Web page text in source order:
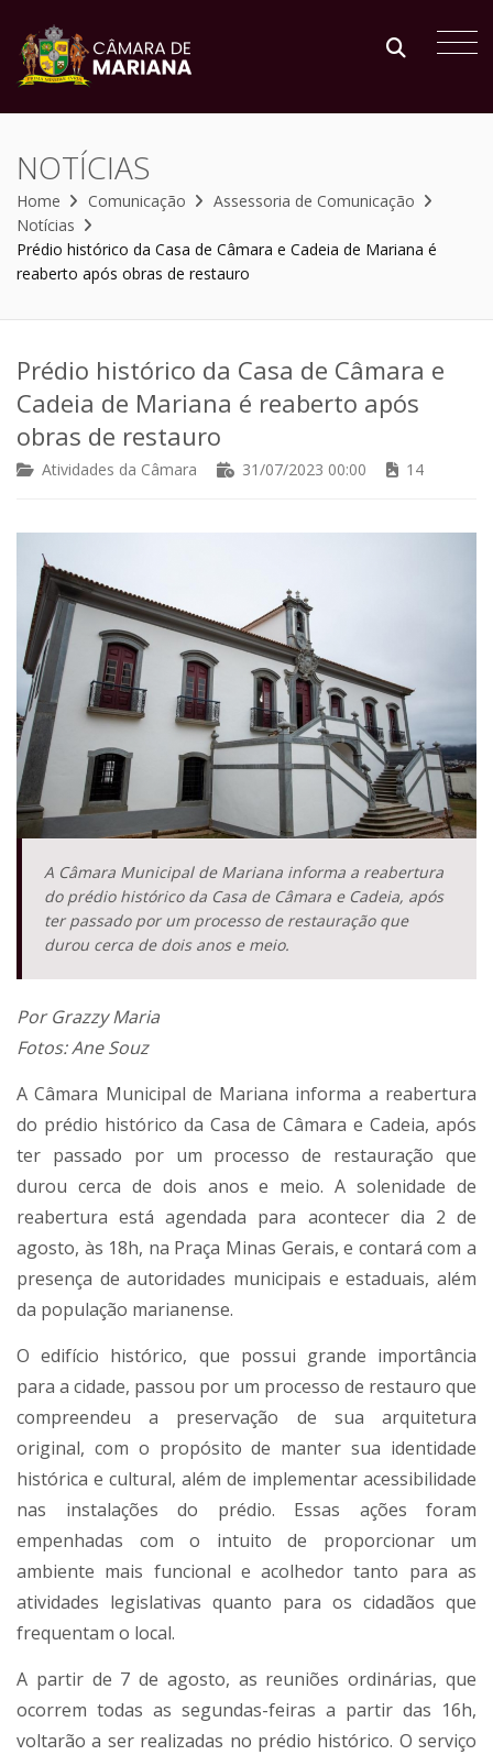
NOTÍCIAS
Home Comunicação
Assessoria de Comunicação
Notícias
Prédio histórico da Casa de Câmara e Cadeia de Mariana é
reaberto após obras de restauro
Prédio histórico da Casa de Câmara e
Cadeia de Mariana é reaberto após
obras de restauro
Atividades da Câmara 31/07/2023 00:00 14
A Câmara Municipal de Mariana informa a reabertura
do prédio histórico da Casa de Câmara e Cadeia, após
ter passado por um processo de restauração que
durou cerca de dois anos e meio.
Por Grazzy Maria
Fotos: Ane Souz
A Câmara Municipal de Mariana informa a reabertura
do prédio histórico da Casa de Câmara e Cadeia, após
ter passado por um processo de restauração que
durou cerca de dois anos e meio. A solenidade de
reabertura está agendada para acontecer dia 2 de
agosto, às 18h, na Praça Minas Gerais, e contará com a
presença de autoridades municipais e estaduais, além
da população marianense.
O edifício histórico, que possui grande importância
para a cidade, passou por um processo de restauro que
compreendeu a preservação de sua arquitetura
original, com o propósito de manter sua identidade
histórica e cultural, além de implementar acessibilidade
nas instalações do prédio. Essas ações foram
empenhadas com o intuito de proporcionar um
ambiente mais funcional e acolhedor tanto para as
atividades legislativas quanto para os cidadãos que
frequentam o local.
A partir de 7 de agosto, as reuniões ordinárias, que
ocorrem todas as segundas-feiras a partir das 16h,
voltarão a ser realizadas no prédio histórico. O serviço